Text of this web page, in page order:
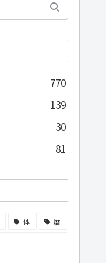
770
139
30
81
体
暦